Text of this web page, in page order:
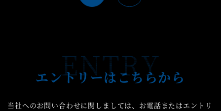
エントリーは こちらから
当社へのお問い合わせに関しましては、お電話またはエントリ